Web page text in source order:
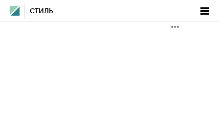
СТИЛЬ